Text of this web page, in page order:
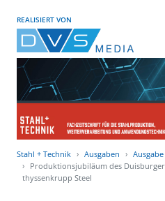
REALISIERT VON
Stahl + Technik Ausgaben
Ausgabe
Produktionsjubiläum des
thyssenkrupp Steel